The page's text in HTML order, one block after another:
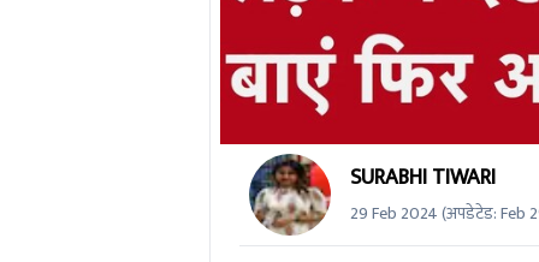
seconds
secondsVolume
0%
SURABHI TIWARI
29 Feb 2024(अपडेटेड:Feb